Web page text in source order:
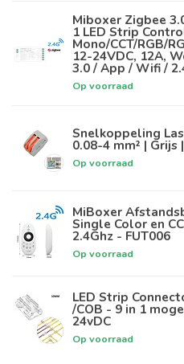
Miboxer Zigbee
1 LED Strip
Mono/CCT/RGB/
12-24VDC, 12A,
3.0 / App / Wifi /
Op voorraad
Snelkoppeling
0.08-4 mm² | Grijs
Op voorraad
MiBoxer
Single Color en
2.4Ghz - FUT006
Op voorraad
LED Strip
/COB - 9 in 1
24vDC
Op voorraad